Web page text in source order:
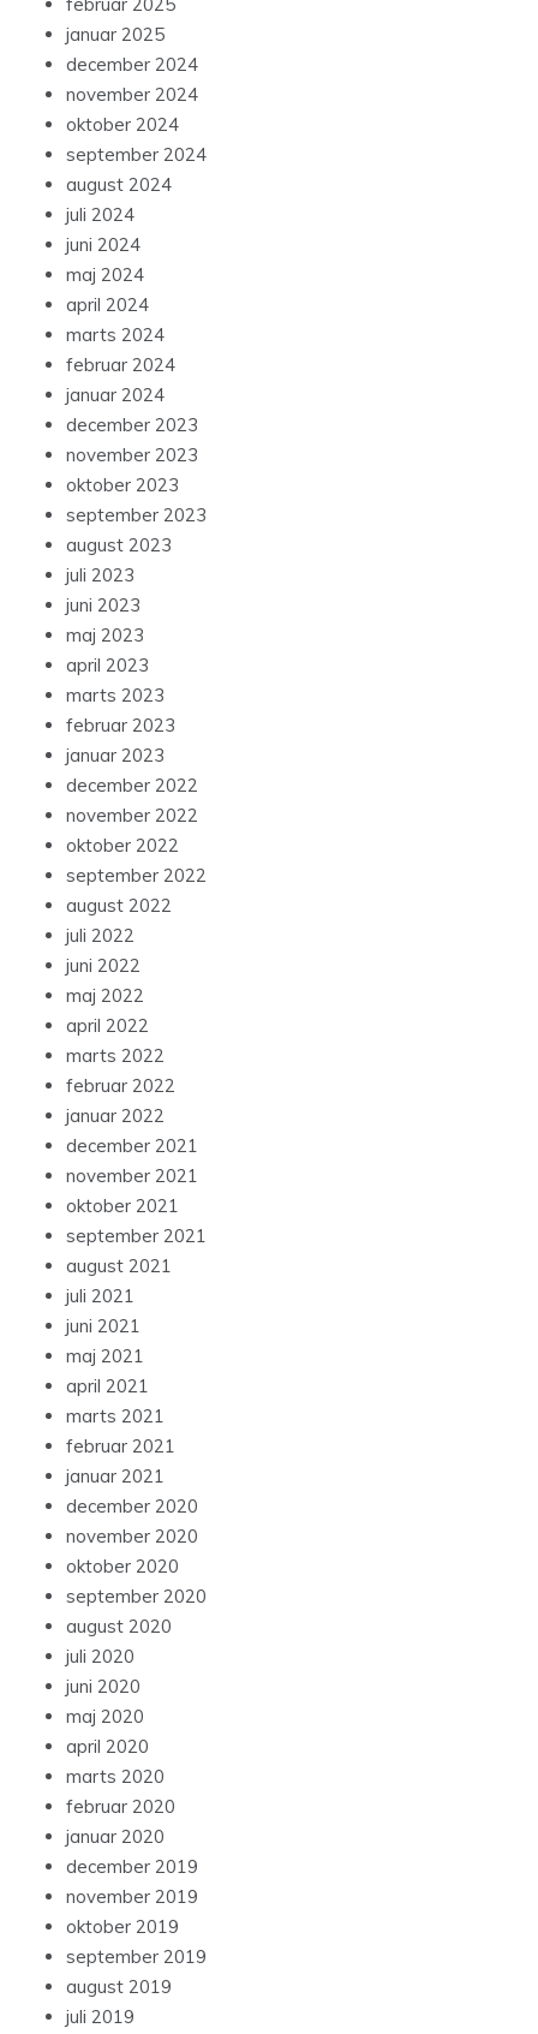
januar 2025
december 2024
november 2024
oktober 2024
september 2024
august 2024
juli 2024
juni 2024
maj 2024
april 2024
marts 2024
februar 2024
januar 2024
december 2023
november 2023
oktober 2023
september 2023
august 2023
juli 2023
juni 2023
maj 2023
april 2023
marts 2023
februar 2023
januar 2023
december 2022
november 2022
oktober 2022
september 2022
august 2022
juli 2022
juni 2022
maj 2022
april 2022
marts 2022
februar 2022
januar 2022
december 2021
november 2021
oktober 2021
september 2021
august 2021
juli 2021
juni 2021
maj 2021
april 2021
marts 2021
februar 2021
januar 2021
december 2020
november 2020
oktober 2020
september 2020
august 2020
juli 2020
juni 2020
maj 2020
april 2020
marts 2020
februar 2020
januar 2020
december 2019
november 2019
oktober 2019
september 2019
august 2019
juli 2019